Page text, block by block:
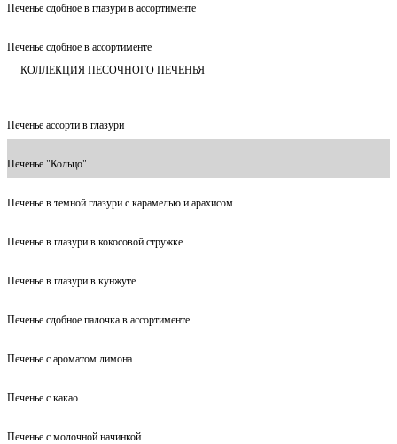
Печенье сдобное в глазури в ассортименте
Печенье сдобное в ассортименте
КОЛЛЕКЦИЯ ПЕСОЧНОГО ПЕЧЕНЬЯ
Печенье ассорти в глазури
Печенье "Кольцо"
Печенье в темной глазури с карамелью и арахисом
Печенье в глазури в кокосовой стружке
Печенье в глазури в кунжуте
Печенье сдобное палочка в ассортименте
Печенье с ароматом лимона
Печенье с какао
Печенье с молочной начинкой